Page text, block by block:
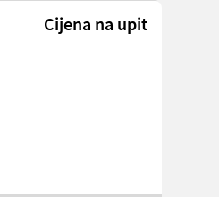
Cijena na upit